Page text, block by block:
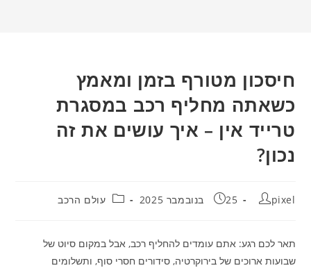
חיסכון מטורף בזמן ומאמץ
כשאתה מחליף רכב במסגרת
טרייד אין – איך עושים את זה
נכון?
מחבר:
pixel פורסם:
25 בנובמבר 2025 קטגוריה:עולם הרכב
תאר לכם רגע: אתם עומדים להחליף רכב, אבל במקום סיוט של
שבועות ארוכים של בירוקרטיה, סידורים חסרי סוף, ותשלומים